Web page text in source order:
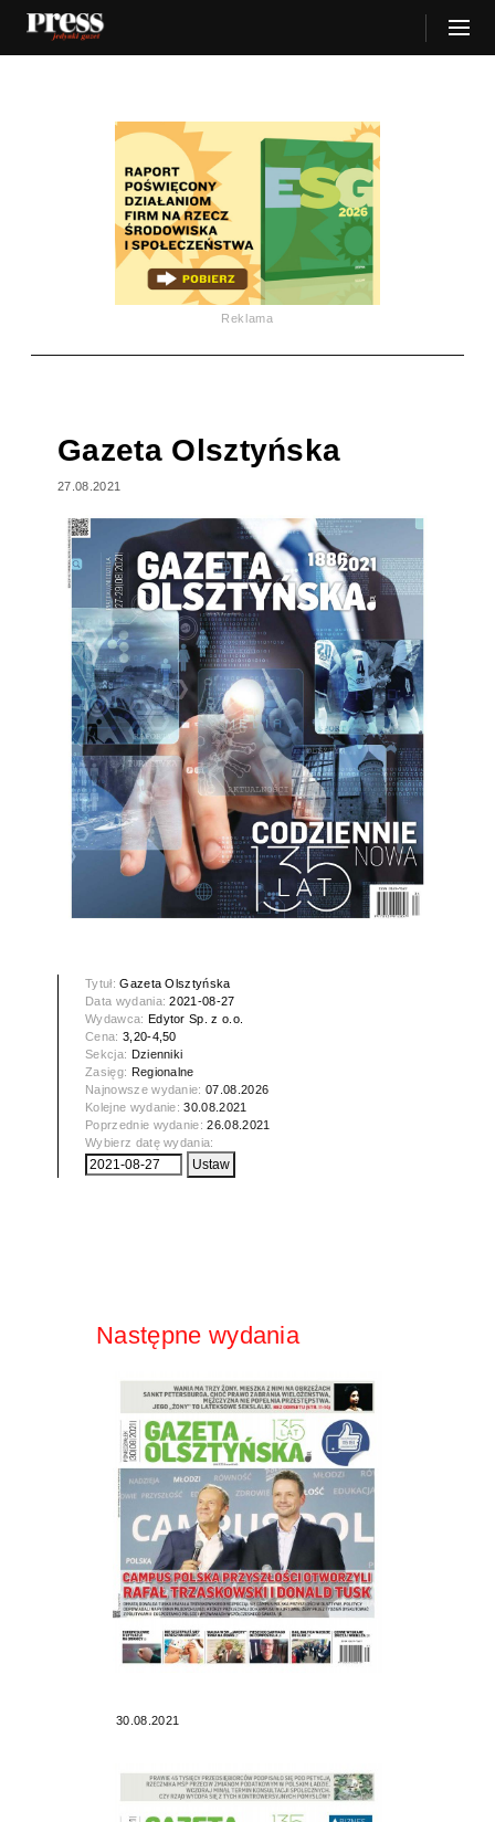
Reklama
Gazeta Olsztyńska
27.08.2021
Tytuł:Gazeta Olsztyńska
Data wydania:2021-08-27
Wydawca: Edytor Sp. z o.o.
Cena: 3,20-4,50
Sekcja: Dzienniki
Zasięg: Regionalne
Najnowsze wydanie:07.08.2026
Kolejne wydanie:30.08.2021
Poprzednie wydanie:26.08.2021
Wybierz datę wydania:
Następne wydania
30.08.2021